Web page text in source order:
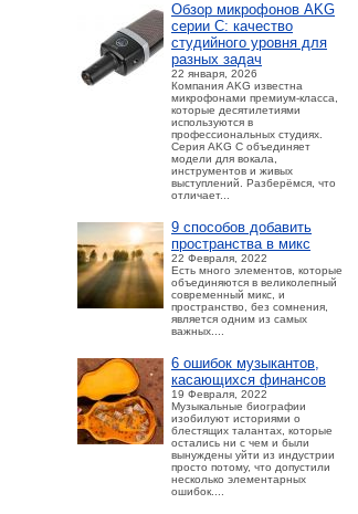
Обзор микрофонов AKG
серии C: качество
студийного уровня для
разных задач
22 января, 2026
Компания AKG известна
микрофонами премиум-класса,
которые десятилетиями
используются в
профессиональных студиях.
Серия AKG C объединяет
модели для вокала,
инструментов и живых
выступлений. Разберёмся, что
отличает...
9 способов добавить
пространства в микс
22 Февраля, 2022
Есть много элементов, которые
объединяются в великолепный
современный микс, и
пространство, без сомнения,
является одним из самых
важных....
6 ошибок музыкантов,
касающихся финансов
19 Февраля, 2022
Музыкальные биографии
изобилуют историями о
блестящих талантах, которые
остались ни с чем и были
вынуждены уйти из индустрии
просто потому, что допустили
несколько элементарных
ошибок....